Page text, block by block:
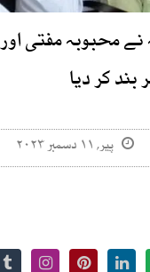
محبوبہ مفتی
کر دیا
پیر, ۱۱ دسمبر ۲۰۲۳